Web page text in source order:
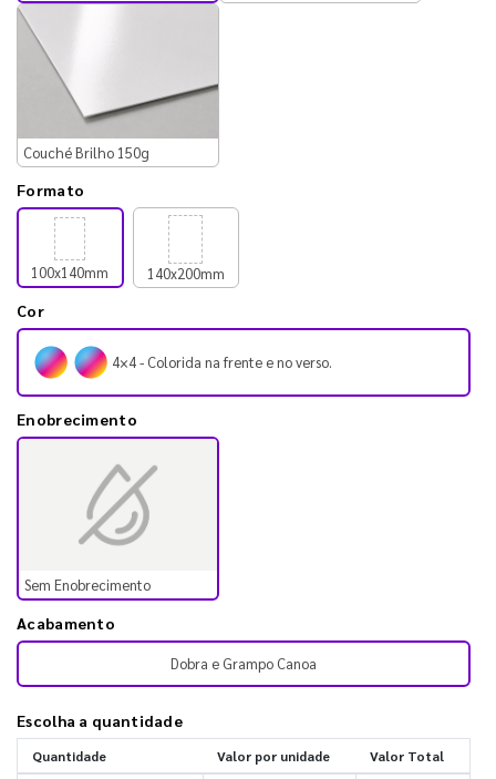
Couché Brilho 150g
Formato
100x140mm 140x200mm
Cor
4×4 - Colorida na frente e no verso.
Enobrecimento
Sem Enobrecimento
Acabamento
Dobra e Grampo Canoa
Escolha a quantidade
Quantidade Valor por unidade Valor Total